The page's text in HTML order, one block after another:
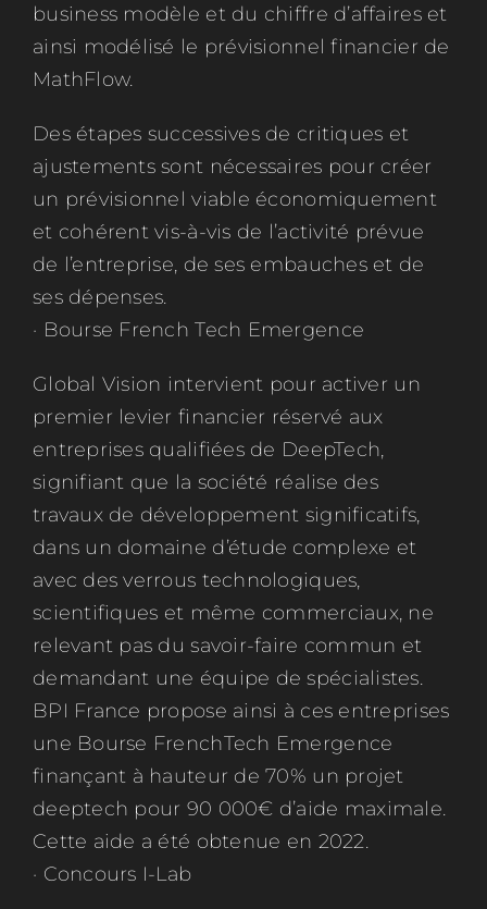
business modèle et du chiffre d’affaires et
ainsi modélisé le prévisionnel financier de
MathFlow.
Des étapes successives de critiques et
ajustements sont nécessaires pour créer
un prévisionnel viable économiquement
et cohérent vis-à-vis de l’activité prévue
de l’entreprise, de ses embauches et de
ses dépenses.
· Bourse French Tech Emergence
Global Vision intervient pour activer un
premier levier financier réservé aux
entreprises qualifiées de DeepTech,
signifiant que la société réalise des
travaux de développement significatifs,
dans un domaine d’étude complexe et
avec des verrous technologiques,
scientifiques et même commerciaux, ne
relevant pas du savoir-faire commun et
demandant une équipe de spécialistes.
BPI France propose ainsi à ces entreprises
une Bourse FrenchTech Emergence
finançant à hauteur de 70% un projet
deeptech pour 90 000€ d’aide maximale.
Cette aide a été obtenue en 2022.
· Concours I-Lab